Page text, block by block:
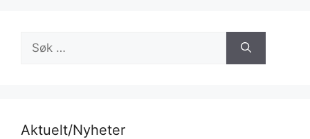
etter:
Aktuelt/Nyheter